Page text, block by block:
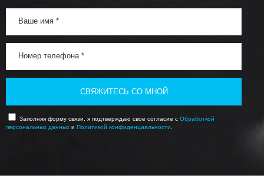
СВЯЖИТЕСЬ СО МНОЙ
Заполняя форму связи, я подтверждаю свое согласие с Обработкой
персональных данных и Политикой конфиденциальности